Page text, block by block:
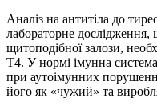
Аналіз на антитіла до
лабораторне дослідження,
щитоподібної залози,
Т4. У нормі імунна
при аутоімунних
його як «чужий» та